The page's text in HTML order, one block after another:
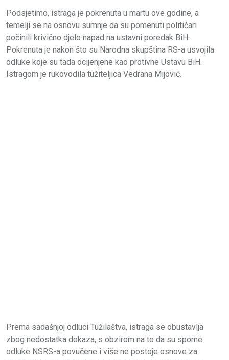
Podsjetimo, istraga je pokrenuta u martu ove godine, a
temelji se na osnovu sumnje da su pomenuti političari
počinili krivično djelo napad na ustavni poredak BiH.
Pokrenuta je nakon što su Narodna skupština RS-a usvojila
odluke koje su tada ocijenjene kao protivne Ustavu BiH.
Istragom je rukovodila tužiteljica Vedrana Mijović.
Prema sadašnjoj odluci Tužilaštva, istraga se obustavlja
zbog nedostatka dokaza, s obzirom na to da su sporne
odluke NSRS-a povučene i više ne postoje osnove za